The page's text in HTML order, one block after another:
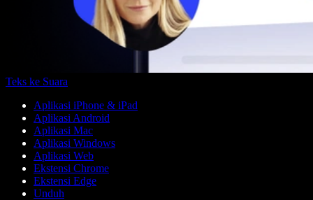
Teks ke Suara
Aplikasi iPhone & iPad
Aplikasi Android
Aplikasi Mac
Aplikasi Windows
Aplikasi Web
Ekstensi Chrome
Ekstensi Edge
Unduh